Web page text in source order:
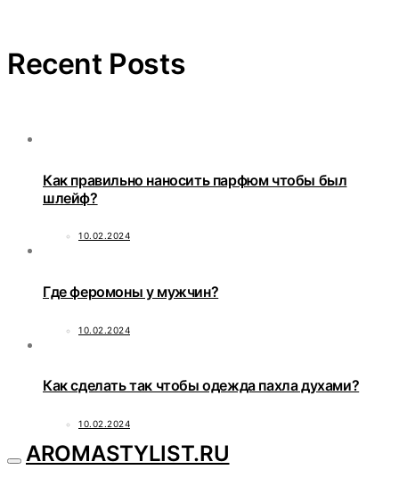
Recent Posts
Как правильно наносить парфюм чтобы был
шлейф?
10.02.2024
Где феромоны у мужчин?
10.02.2024
Как сделать так чтобы одежда пахла духами?
10.02.2024
AROMASTYLIST.RU